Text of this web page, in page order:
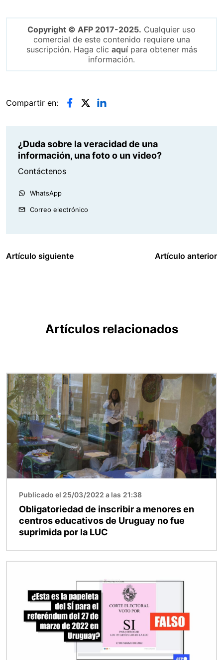
Copyright © AFP 2017-2025. Cualquier uso
comercial de este contenido requiere una
suscripción. Haga clic aquípara obtener más
información.
Compartir en:
¿Duda sobre la veracidad de una
información, una foto o un video?
Contáctenos
WhatsApp
Correo electrónico
Artículo siguiente Artículo anterior
Artículos relacionados
Imagen
Publicado el 25/03/2022 a las 21:38
Obligatoriedad de inscribir a menores en
centros educativos de Uruguay no fue
suprimida por la LUC